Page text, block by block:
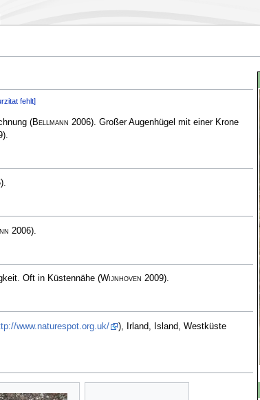
fehlt]
(Bellmann 2006). Großer Augenhügel mit einer Krone
.
.
2006).
Oft in Küstennähe (Wijnhoven 2009).
www.naturespot.org.uk/
), Irland, Island, Westküste